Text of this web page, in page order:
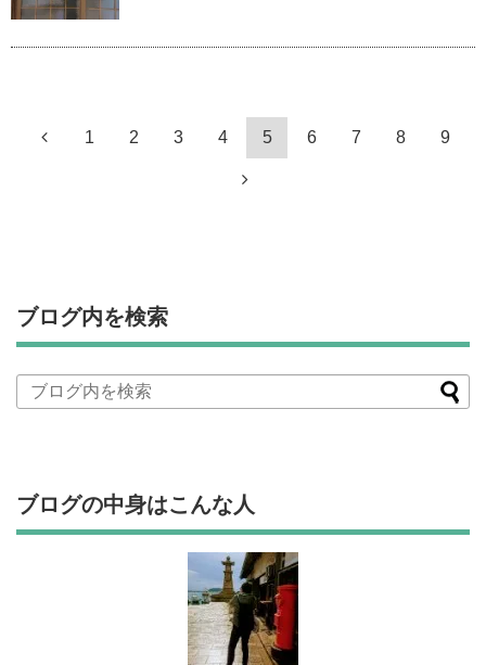
1 2 3 4 5 6 7 8 9
ブログ内を検索
ブログの中身はこんな人